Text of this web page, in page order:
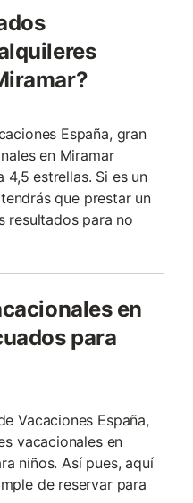
España, gran
en Miramar
estrellas. Si es un
que prestar un
resultados para no
en
para
Vacaciones España,
vacacionales en
niños. Así pues, aquí
de reservar para